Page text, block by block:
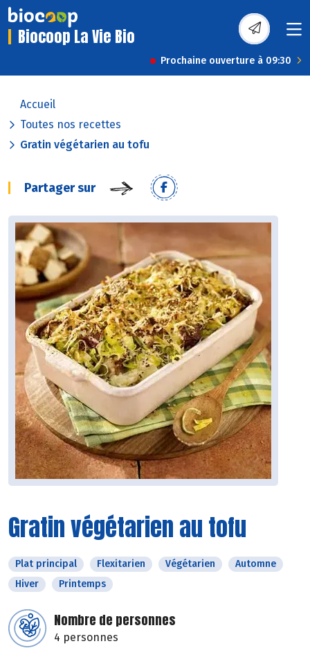
Biocoop La Vie Bio
Prochaine ouverture à 09:30
Accueil
Toutes nos recettes
Gratin végétarien au tofu
Partager sur
Gratin végétarien au tofu
Plat principal Flexitarien Végétarien
Automne
Hiver
Printemps
Nombre de personnes
4 personnes